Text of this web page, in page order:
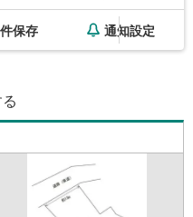
保存 通知設定